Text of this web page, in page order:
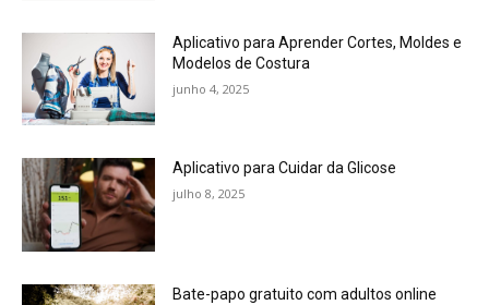
Aplicativo para Aprender Cortes, Moldes e
Modelos de Costura
junho 4, 2025
Aplicativo para Cuidar da Glicose
julho 8, 2025
Bate-papo gratuito com adultos online